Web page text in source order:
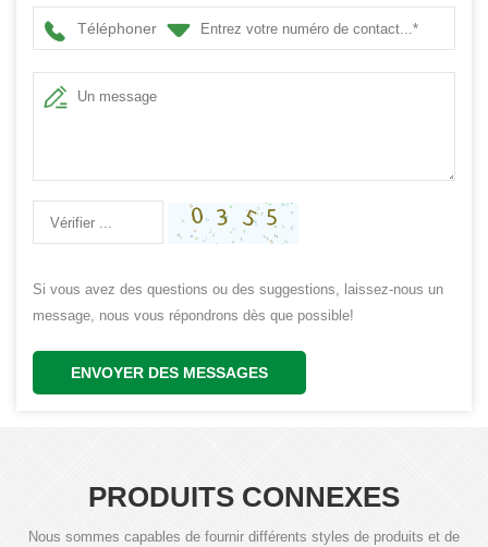
Téléphoner
Si vous avez des questions ou des suggestions, laissez-nous un
message, nous vous répondrons dès que possible!
ENVOYER DES MESSAGES
PRODUITS CONNEXES
Nous sommes capables de fournir différents styles de produits et de